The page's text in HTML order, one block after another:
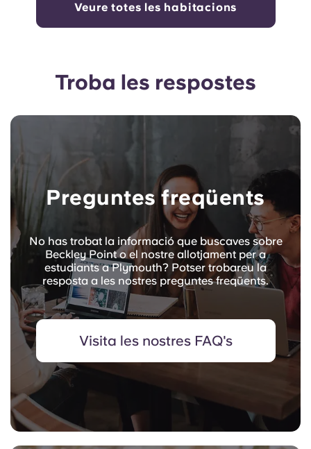
Veure totes les habitacions
Troba les respostes
Preguntes freqüents
No has trobat la informació que buscaves sobre
Beckley Point o el nostre allotjament per a
estudiants a Plymouth? Potser trobareu la
resposta a les nostres preguntes freqüents.
Visita les nostres FAQ's